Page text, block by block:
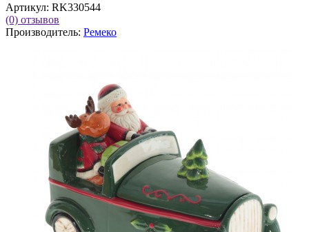
Артикул: RK330544
(0) отзывов
Производитель: Ремеко